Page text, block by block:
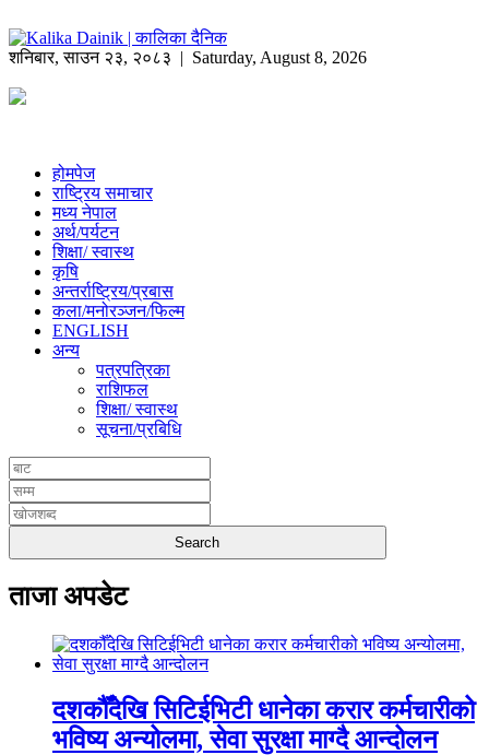
शनिबार,साउन २३, २०८३ | Saturday, August 8, 2026
होमपेज
राष्ट्रिय समाचार
मध्य नेपाल
अर्थ/पर्यटन
शिक्षा/ स्वास्थ
कृषि
अन्तर्राष्ट्रिय/प्रबास
कला/मनोरञ्जन/फिल्म
ENGLISH
अन्य
पत्रपत्रिका
राशिफल
शिक्षा/ स्वास्थ
सूचना/प्रबिधि
ताजा अपडेट
दशकौँदेखि सिटिईभिटी धानेका करार कर्मचारीको
भविष्य अन्योलमा, सेवा सुरक्षा माग्दै आन्दोलन